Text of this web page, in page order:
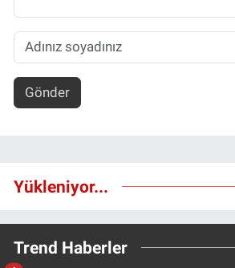
Gönder
Yükleniyor...
Trend Haberler